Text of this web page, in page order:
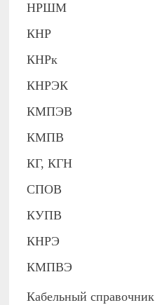
НРШМ
КНР
КНРк
КНРЭК
КМПЭВ
КМПВ
КГ, КГН
СПОВ
КУПВ
КНРЭ
КМПВЭ
Кабельный справочник